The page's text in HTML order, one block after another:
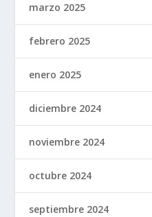
marzo 2025
febrero 2025
enero 2025
diciembre 2024
noviembre 2024
octubre 2024
septiembre 2024